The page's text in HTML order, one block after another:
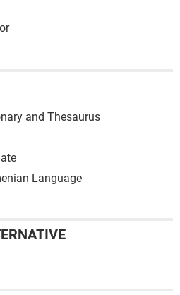
and Thesaurus
Language